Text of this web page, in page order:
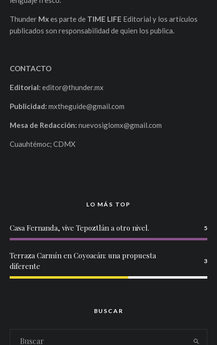
Thunder Mxes parte de TIME LIFE Editorial y los artículos
publicados son responsabilidad de quien los publica.
CONTACTO
Editorial: editor@thunder.mx
Publicidad: mxtheguide@gmail.com
Mesa de Redacción: nuevosiglomx@gmail.com
Cuauhtémoc; CDMX
LO MÁS TOP
Casa Fernanda, vive Tepoztlán a otro nivel. 5
Terraza Carmín en Coyoacán: una propuesta
diferente
3
BUSCAR